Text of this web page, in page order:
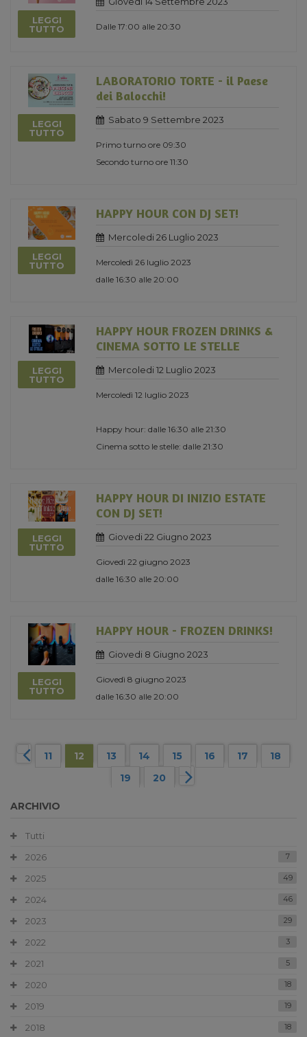
LEGGI
TUTTO
Dalle 17:00 alle 20:30
LEGGI
TUTTO
LABORATORIO TORTE - il Paese
dei Balocchi!
Sabato 9 Settembre 2023
Primo turno ore 09:30
Secondo turno ore 11:30
LEGGI
TUTTO
HAPPY HOUR CON DJ SET!
Mercoledi 26 Luglio 2023
Mercoledì 26 luglio 2023
dalle 16:30 alle 20:00
LEGGI
TUTTO
HAPPY HOUR FROZEN DRINKS &
CINEMA SOTTO LE STELLE
Mercoledi 12 Luglio 2023
Mercoledì 12 luglio 2023
Happy hour: dalle 16:30 alle 21:30
Cinema sotto le stelle: dalle 21:30
LEGGI
TUTTO
HAPPY HOUR DI INIZIO ESTATE
CON DJ SET!
Giovedi 22 Giugno 2023
Giovedì 22 giugno 2023
dalle 16:30 alle 20:00
LEGGI
TUTTO
HAPPY HOUR - FROZEN DRINKS!
Giovedi 8 Giugno 2023
Giovedì 8 giugno 2023
dalle 16:30 alle 20:00
11 12 13 14 15 16 17
18
19
20
ARCHIVIO
Tutti
2026
7
2025 49
2024 46
2023 29
2022 3
2021 5
2020 18
2019 19
2018 18